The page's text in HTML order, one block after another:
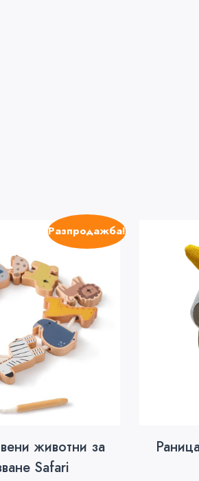
Разпродажба!
животни за
Safari